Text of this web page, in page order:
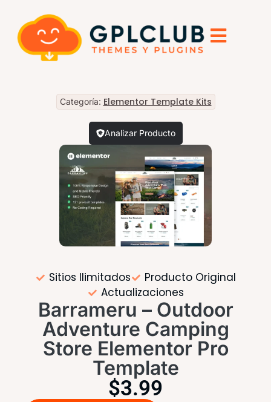
Categoría: Elementor Template Kits
Analizar Producto
Sitios Ilimitados
Producto Original
Actualizaciones
Barrameru – Outdoor
Adventure Camping
Store Elementor Pro
Template
$3.99